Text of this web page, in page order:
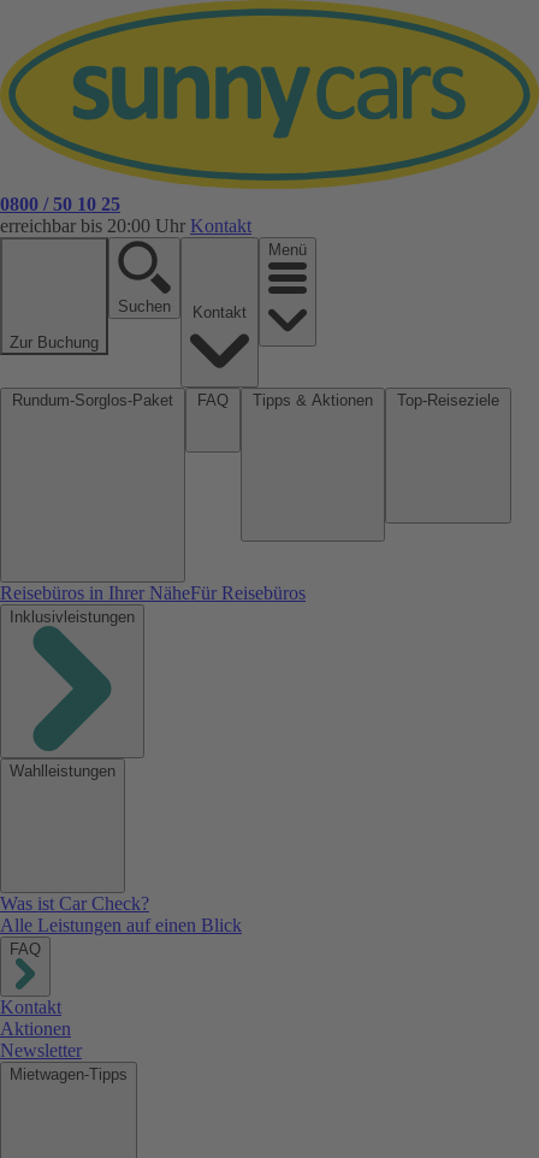
0800 / 50 10 25
erreichbar bis 20:00 Uhr Kontakt
Zur Buchung
Suchen
Menü
Reisebüros in Ihrer NäheFür Reisebüros
Inklusivleistungen
Wahlleistungen
Was ist Car Check?
Alle Leistungen auf einen Blick
FAQ
Kontakt
Aktionen
Newsletter
Mietwagen-Tipps